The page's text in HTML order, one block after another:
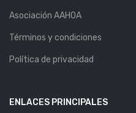
Asociación AAHOA
Términos y condiciones
Política de privacidad
ENLACES PRINCIPALES